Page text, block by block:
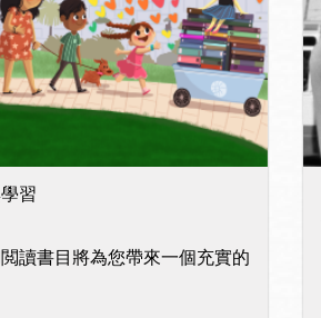
習
讀書目將為您帶來一個充實的